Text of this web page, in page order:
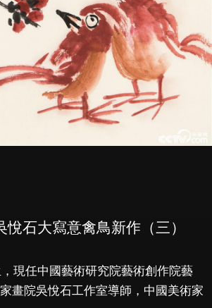
悅石大寫意禽鳥新作（三）
現任中國藝術研究院藝術創作院藝
畫院吳悅石工作室導師，中國美術家